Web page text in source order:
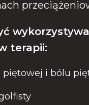
terapii:
piętowej i bólu